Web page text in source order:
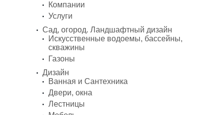
Компании
Услуги
Сад, огород. Ландшафтный дизайн
Искусственные водоемы, бассейны,
скважины
Газоны
Дизайн
Ванная и Сантехника
Двери, окна
Лестницы